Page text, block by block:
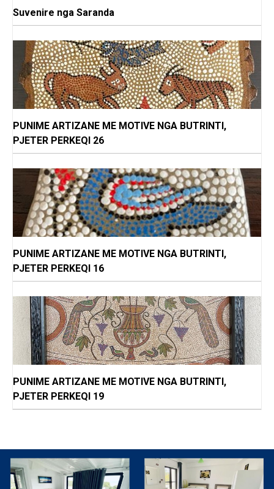
Suvenire nga Saranda
PUNIME ARTIZANE ME MOTIVE NGA BUTRINTI,
PJETER PERKEQI 26
PUNIME ARTIZANE ME MOTIVE NGA BUTRINTI,
PJETER PERKEQI 16
PUNIME ARTIZANE ME MOTIVE NGA BUTRINTI,
PJETER PERKEQI 19